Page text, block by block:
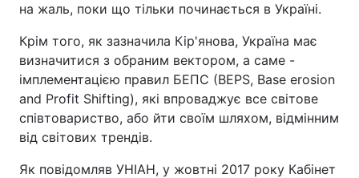
на жаль, поки що тільки починається в Україні.
Крім того, як зазначила Кір'янова, Україна має
визначитися з обраним вектором, а саме -
імплементацією правил БЕПС (BEPS, Base erosion
and Profit Shifting), які впроваджує все світове
співтовариство, або йти своїм шляхом, відмінним
від світових трендів.
Як повідомляв УНІАН, у жовтні 2017 року Кабінет